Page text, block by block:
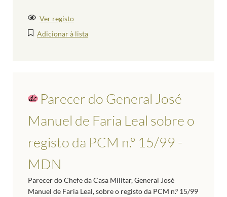
Ver registo
Adicionar à lista
Parecer do General José
Manuel de Faria Leal sobre o
registo da PCM n.º 15/99 -
MDN
Parecer do Chefe da Casa Militar, General José
Manuel de Faria Leal, sobre o registo da PCM n.º 15/99